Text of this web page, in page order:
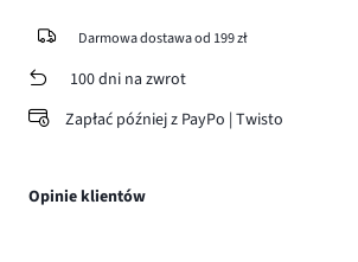
Darmowa dostawa od 199 zł
100 dni na zwrot
Zapłać później z PayPo | Twisto
Opinie klientów